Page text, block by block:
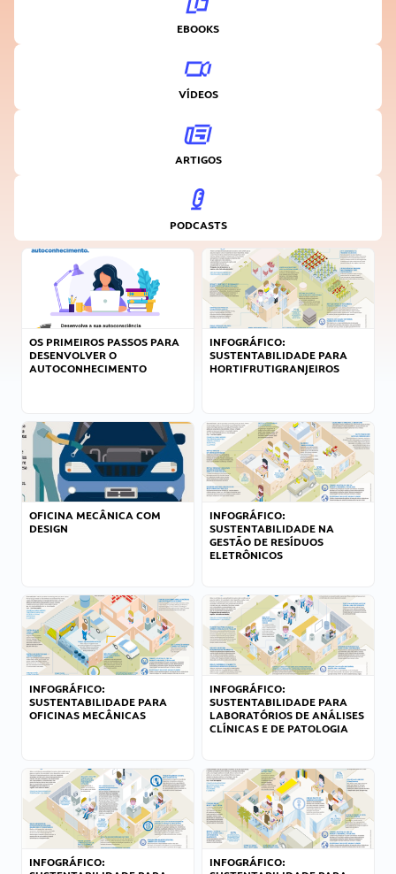
EBOOKS
VÍDEOS
ARTIGOS
PODCASTS
OS PRIMEIROS PASSOS PARA
DESENVOLVER O
AUTOCONHECIMENTO
INFOGRÁFICO:
SUSTENTABILIDADE PARA
HORTIFRUTIGRANJEIROS
OFICINA MECÂNICA COM
DESIGN
INFOGRÁFICO:
SUSTENTABILIDADE NA
GESTÃO DE RESÍDUOS
ELETRÔNICOS
INFOGRÁFICO:
SUSTENTABILIDADE PARA
OFICINAS MECÂNICAS
INFOGRÁFICO:
SUSTENTABILIDADE PARA
LABORATÓRIOS DE ANÁLISES
CLÍNICAS E DE PATOLOGIA
INFOGRÁFICO:
INFOGRÁFICO: